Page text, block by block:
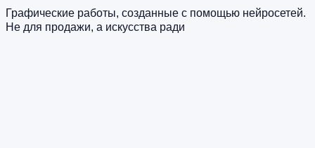
Графические работы, созданные с помощью нейросетей.
Не для продажи, а искусства ради